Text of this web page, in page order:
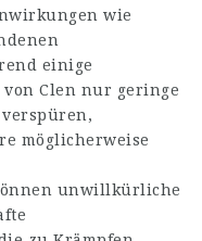
wie
einige
Clen nur geringe
möglicherweise
unwillkürliche